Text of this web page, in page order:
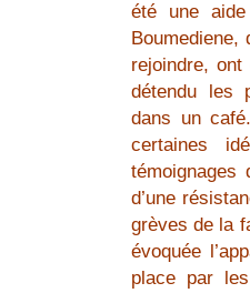
été une
rejoindre,
détendu les
dans un
certaines
témoignages
d’une
grèves de la
évoquée
place par